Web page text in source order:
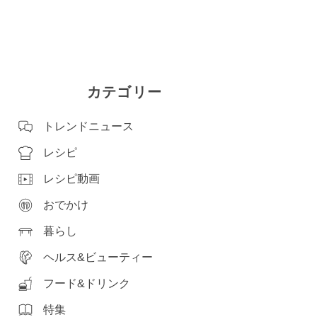
カテゴリー
トレンドニュース
レシピ
レシピ動画
おでかけ
暮らし
ヘルス&ビューティー
フード&ドリンク
特集